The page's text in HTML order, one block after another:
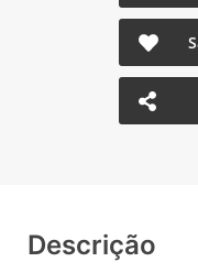
Descrição